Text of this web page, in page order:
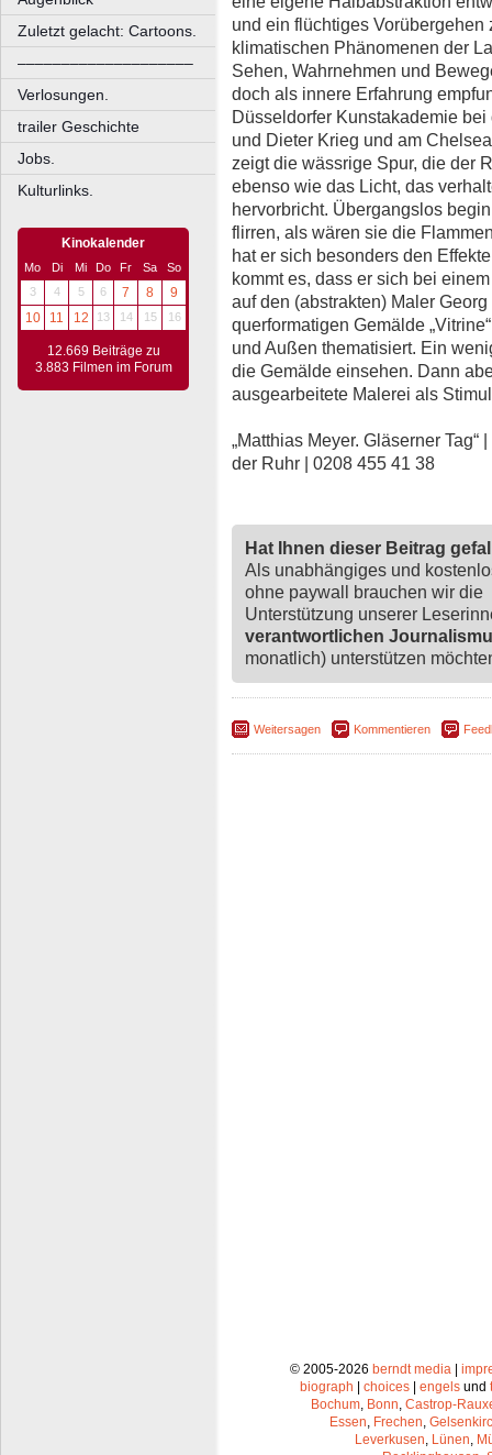
Zuletzt gelacht: Cartoons.
––––––––––––––––––––
Verlosungen.
trailer Geschichte
Jobs.
Kulturlinks.
Kinokalender
Mo Di Mi Do Fr Sa
So
3
4 5 6 7 8
9
10
11 12 13 14 15 16
12.669 Beiträge zu
3.883 Filmen im Forum
und ein flüchtiges
klimatischen Phänomenen der
Sehen, Wahrnehmen und
doch als innere Erfahrung
Düsseldorfer Kunstakademie
und Dieter Krieg und am
zeigt die wässrige Spur, die der
ebenso wie das Licht, das
hervorbricht. Übergangslos
flirren, als wären sie die
hat er sich besonders den
kommt es, dass er sich bei
auf den (abstrakten) Maler
querformatigen Gemälde
und Außen thematisiert. Ein
die Gemälde einsehen. Dann
ausgearbeitete Malerei als
„Matthias Meyer. Gläserner
der Ruhr | 0208 455 41 38
Hat Ihnen dieser Beitrag
Als unabhängiges und
ohne paywall brauchen wir die
Unterstützung unserer
verantwortlichen
monatlich) unterstützen
Weitersagen Kommentieren
© 2005-2026 berndt media|
biograph
choices engels und
Bochum, Bonn, Castrop-
Essen, Frechen,
Leverkusen, Lünen,